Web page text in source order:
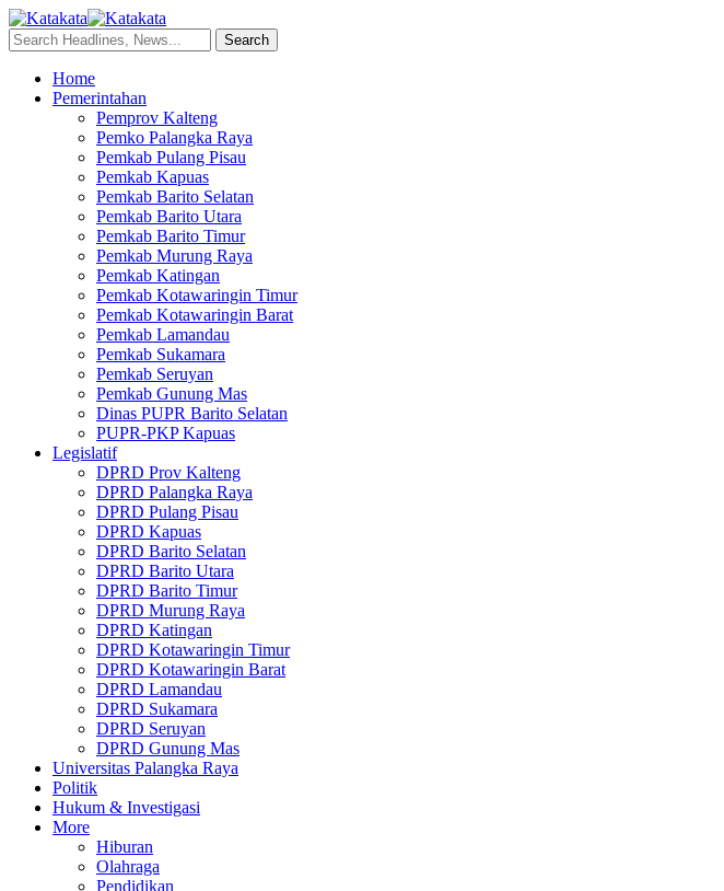
Home
Pemerintahan
Pemprov Kalteng
Pemko Palangka Raya
Pemkab Pulang Pisau
Pemkab Kapuas
Pemkab Barito Selatan
Pemkab Barito Utara
Pemkab Barito Timur
Pemkab Murung Raya
Pemkab Katingan
Pemkab Kotawaringin Timur
Pemkab Kotawaringin Barat
Pemkab Lamandau
Pemkab Sukamara
Pemkab Seruyan
Pemkab Gunung Mas
Dinas PUPR Barito Selatan
PUPR-PKP Kapuas
Legislatif
DPRD Prov Kalteng
DPRD Palangka Raya
DPRD Pulang Pisau
DPRD Kapuas
DPRD Barito Selatan
DPRD Barito Utara
DPRD Barito Timur
DPRD Murung Raya
DPRD Katingan
DPRD Kotawaringin Timur
DPRD Kotawaringin Barat
DPRD Lamandau
DPRD Sukamara
DPRD Seruyan
DPRD Gunung Mas
Universitas Palangka Raya
Politik
Hukum & Investigasi
More
Hiburan
Olahraga
Pendidikan